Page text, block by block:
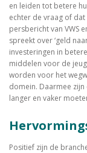
en leiden tot betere
echter de vraag of dat
persbericht van VWS
spreekt over ‘geld
investeringen in
middelen voor de
worden voor het
domein. Daarmee
langer en vaker
Positief zijn de